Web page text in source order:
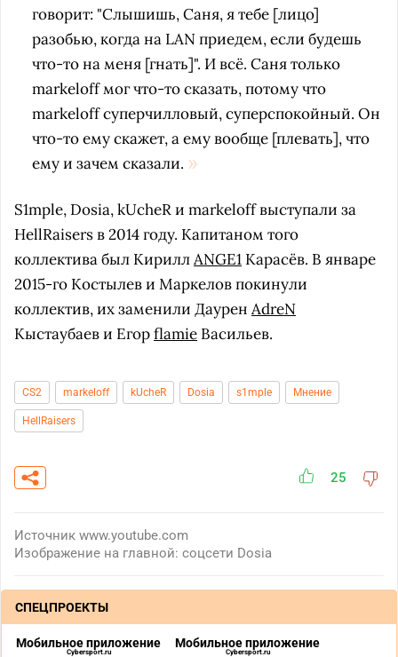
говорит: "Слышишь, Саня, я тебе [лицо]
разобью, когда на LAN приедем, если будешь
что-то на меня [гнать]". И всё. Саня только
markeloff мог что-то сказать, потому что
markeloff суперчилловый, суперспокойный. Он
что-то ему скажет, а ему вообще [плевать], что
ему и зачем сказали.
S1mple, Dosia, kUcheR и markeloff выступали за
HellRaisers в 2014 году. Капитаном того
коллектива был КириллANGE1 Карасёв. В январе
2015-го Костылев и Маркелов покинули
коллектив, их заменили Даурен AdreN
Кыстаубаев и Егорflamie Васильев.
CS2 markeloff kUcheR Dosia s1mple Мнение
HellRaisers
25
Источник www.youtube.com
Изображение на главной: соцсети Dosia
СПЕЦПРОЕКТЫ
Мобильное приложение
Cybersport.ru
Мобильное приложение
Cybersport.ru